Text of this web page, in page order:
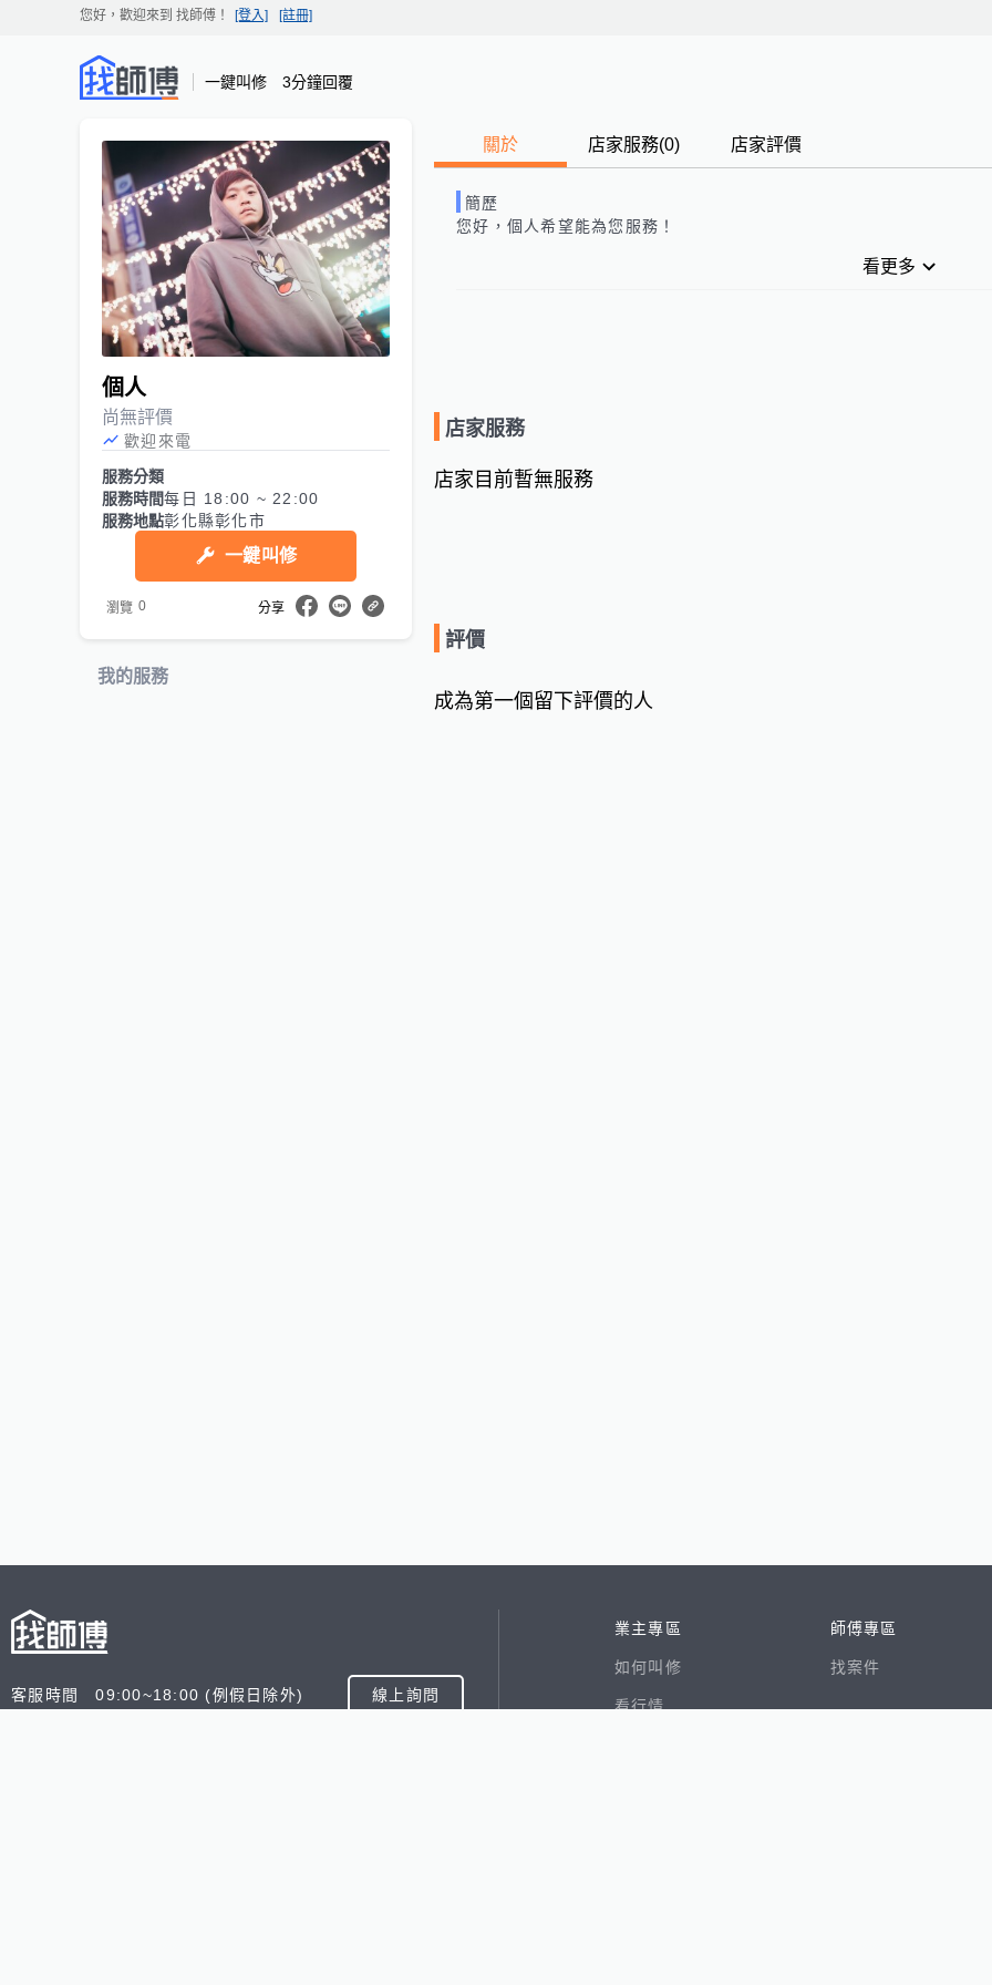
您好，歡迎來到 找師傅 ！ [登入] [註冊]
一鍵叫修 3分鐘回覆
個人
尚無評價
歡迎來電
服務分類
服務時間每日 18:00 ~ 22:00
服務地點彰化縣彰化市
一鍵叫修
瀏覽 0 分享
我的服務
關於 店家服務(0) 店家評價
簡歷
您好， 個人希望能為您服務！
看更多
店家服務
店家目前暫無服務
評價
成為第一個留下評價的人
客服時間 09:00~18:00 (例假日除外) 線上詢問
業主專區
如何叫修
看行情
師傅專區
找案件